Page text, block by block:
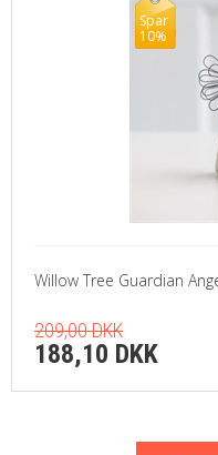
Spar
10%
Willow Tree Guardian
209,00 DKK
188,10 DKK